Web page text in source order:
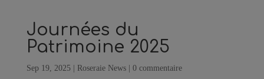
Journées du
Patrimoine 2025
Sep 19, 2025| Roseraie News| 0 commentaire